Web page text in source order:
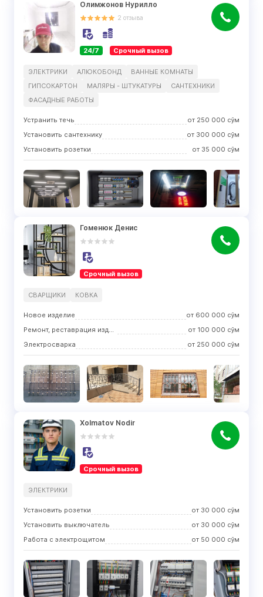
Олимжонов Нурилло
2 отзыва
24/7 Срочный вызов
ЭЛЕКТРИКИ АЛЮКОБОНД
ВАННЫЕ КОМНАТЫ
ГИПСОКАРТОН
МАЛЯРЫ - ШТУКАТУРЫ
САНТЕХНИКИ
ФАСАДНЫЕ РАБОТЫ
Устранить течь от 250 000 сўм
Установить сантехнику
от 300 000 сўм
Установить розетки
от 35 000 сўм
Гоменюк Денис
Срочный вызов
СВАРЩИКИ КОВКА
Новое изделие от 600 000 сўм
Ремонт, реставрация изделия
от 100 000 сўм
Электросварка
от 250 000 сўм
Xolmatov Nodir
Срочный вызов
ЭЛЕКТРИКИ
Установить розетки от 30 000 сўм
Установить выключатель
от 30 000 сўм
Работа с электрощитом
от 50 000 сўм